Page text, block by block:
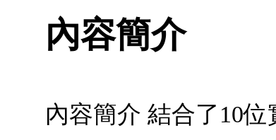
內容簡介
內容簡介 結合了10